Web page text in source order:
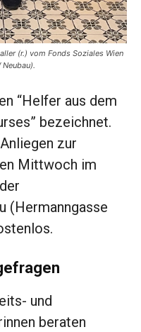
(r.) vom Fonds Soziales Wien
“Helfer aus dem
bezeichnet.
zur
Mittwoch im
(Hermanngasse
und
beraten